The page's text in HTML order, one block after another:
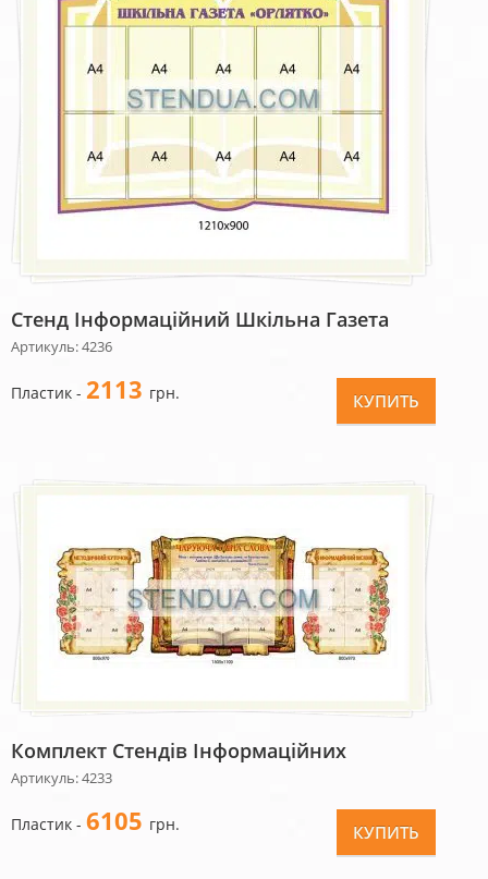
Стенд Інформаційний Шкільна Газета
Артикуль: 4236
Пластик - 2113 грн. КУПИТЬ
Комплект Стендів Інформаційних
Артикуль: 4233
Пластик - 6105 грн. КУПИТЬ